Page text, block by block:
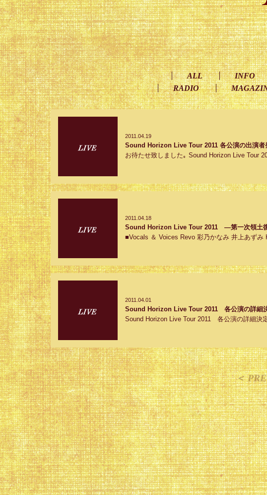
ALL INFO
RADIO
2011.04.19
Sound Horizon Live Tour 2011 各公演の出演者
お待たせ致しました｡ Sound Horizon Live Tour
2011.04.18
Sound Horizon Live Tour 2011 ―第一次領土
■Vocals ＆ Voices Revo 彩乃かなみ 井上あずみ
2011.04.01
Sound Horizon Live Tour 2011 各公演の詳細決
Sound Horizon Live Tour 2011 各公演の詳細決
＜